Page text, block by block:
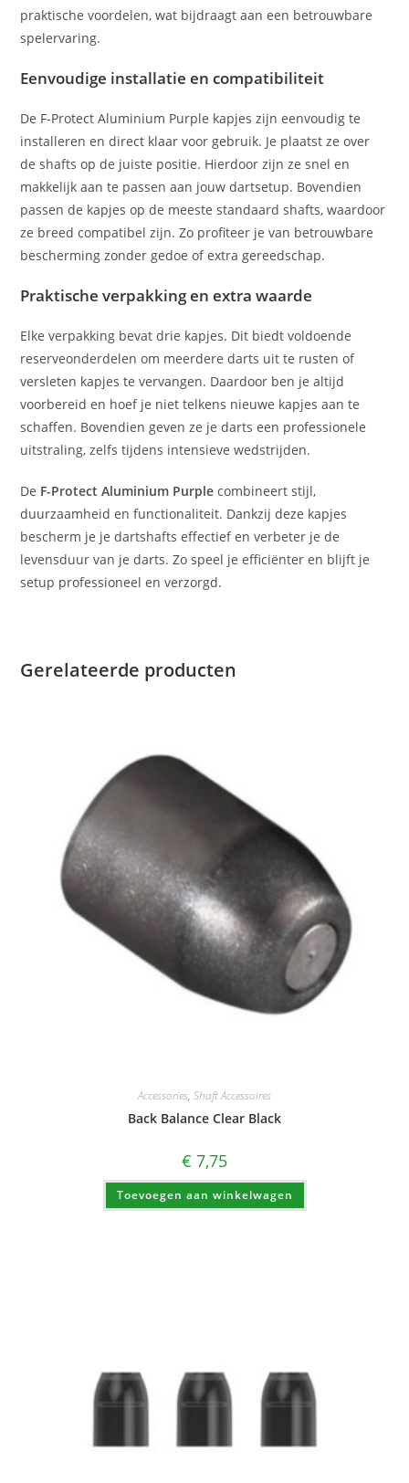
praktische voordelen, wat bijdraagt aan een betrouwbare
spelervaring.
Eenvoudige installatie en compatibiliteit
De F-Protect Aluminium Purple kapjes zijn eenvoudig te
installeren en direct klaar voor gebruik. Je plaatst ze over
de shafts op de juiste positie. Hierdoor zijn ze snel en
makkelijk aan te passen aan jouw dartsetup. Bovendien
passen de kapjes op de meeste standaard shafts, waardoor
ze breed compatibel zijn. Zo profiteer je van betrouwbare
bescherming zonder gedoe of extra gereedschap.
Praktische verpakking en extra waarde
Elke verpakking bevat drie kapjes. Dit biedt voldoende
reserveonderdelen om meerdere darts uit te rusten of
versleten kapjes te vervangen. Daardoor ben je altijd
voorbereid en hoef je niet telkens nieuwe kapjes aan te
schaffen. Bovendien geven ze je darts een professionele
uitstraling, zelfs tijdens intensieve wedstrijden.
De F-Protect Aluminium Purple combineert stijl,
duurzaamheid en functionaliteit. Dankzij deze kapjes
bescherm je je dartshafts effectief en verbeter je de
levensduur van je darts. Zo speel je efficiënter en blijft je
setup professioneel en verzorgd.
Gerelateerde producten
Accessories, Shaft Accessoires
Back Balance Clear Black
€ 7,75
Toevoegen aan winkelwagen